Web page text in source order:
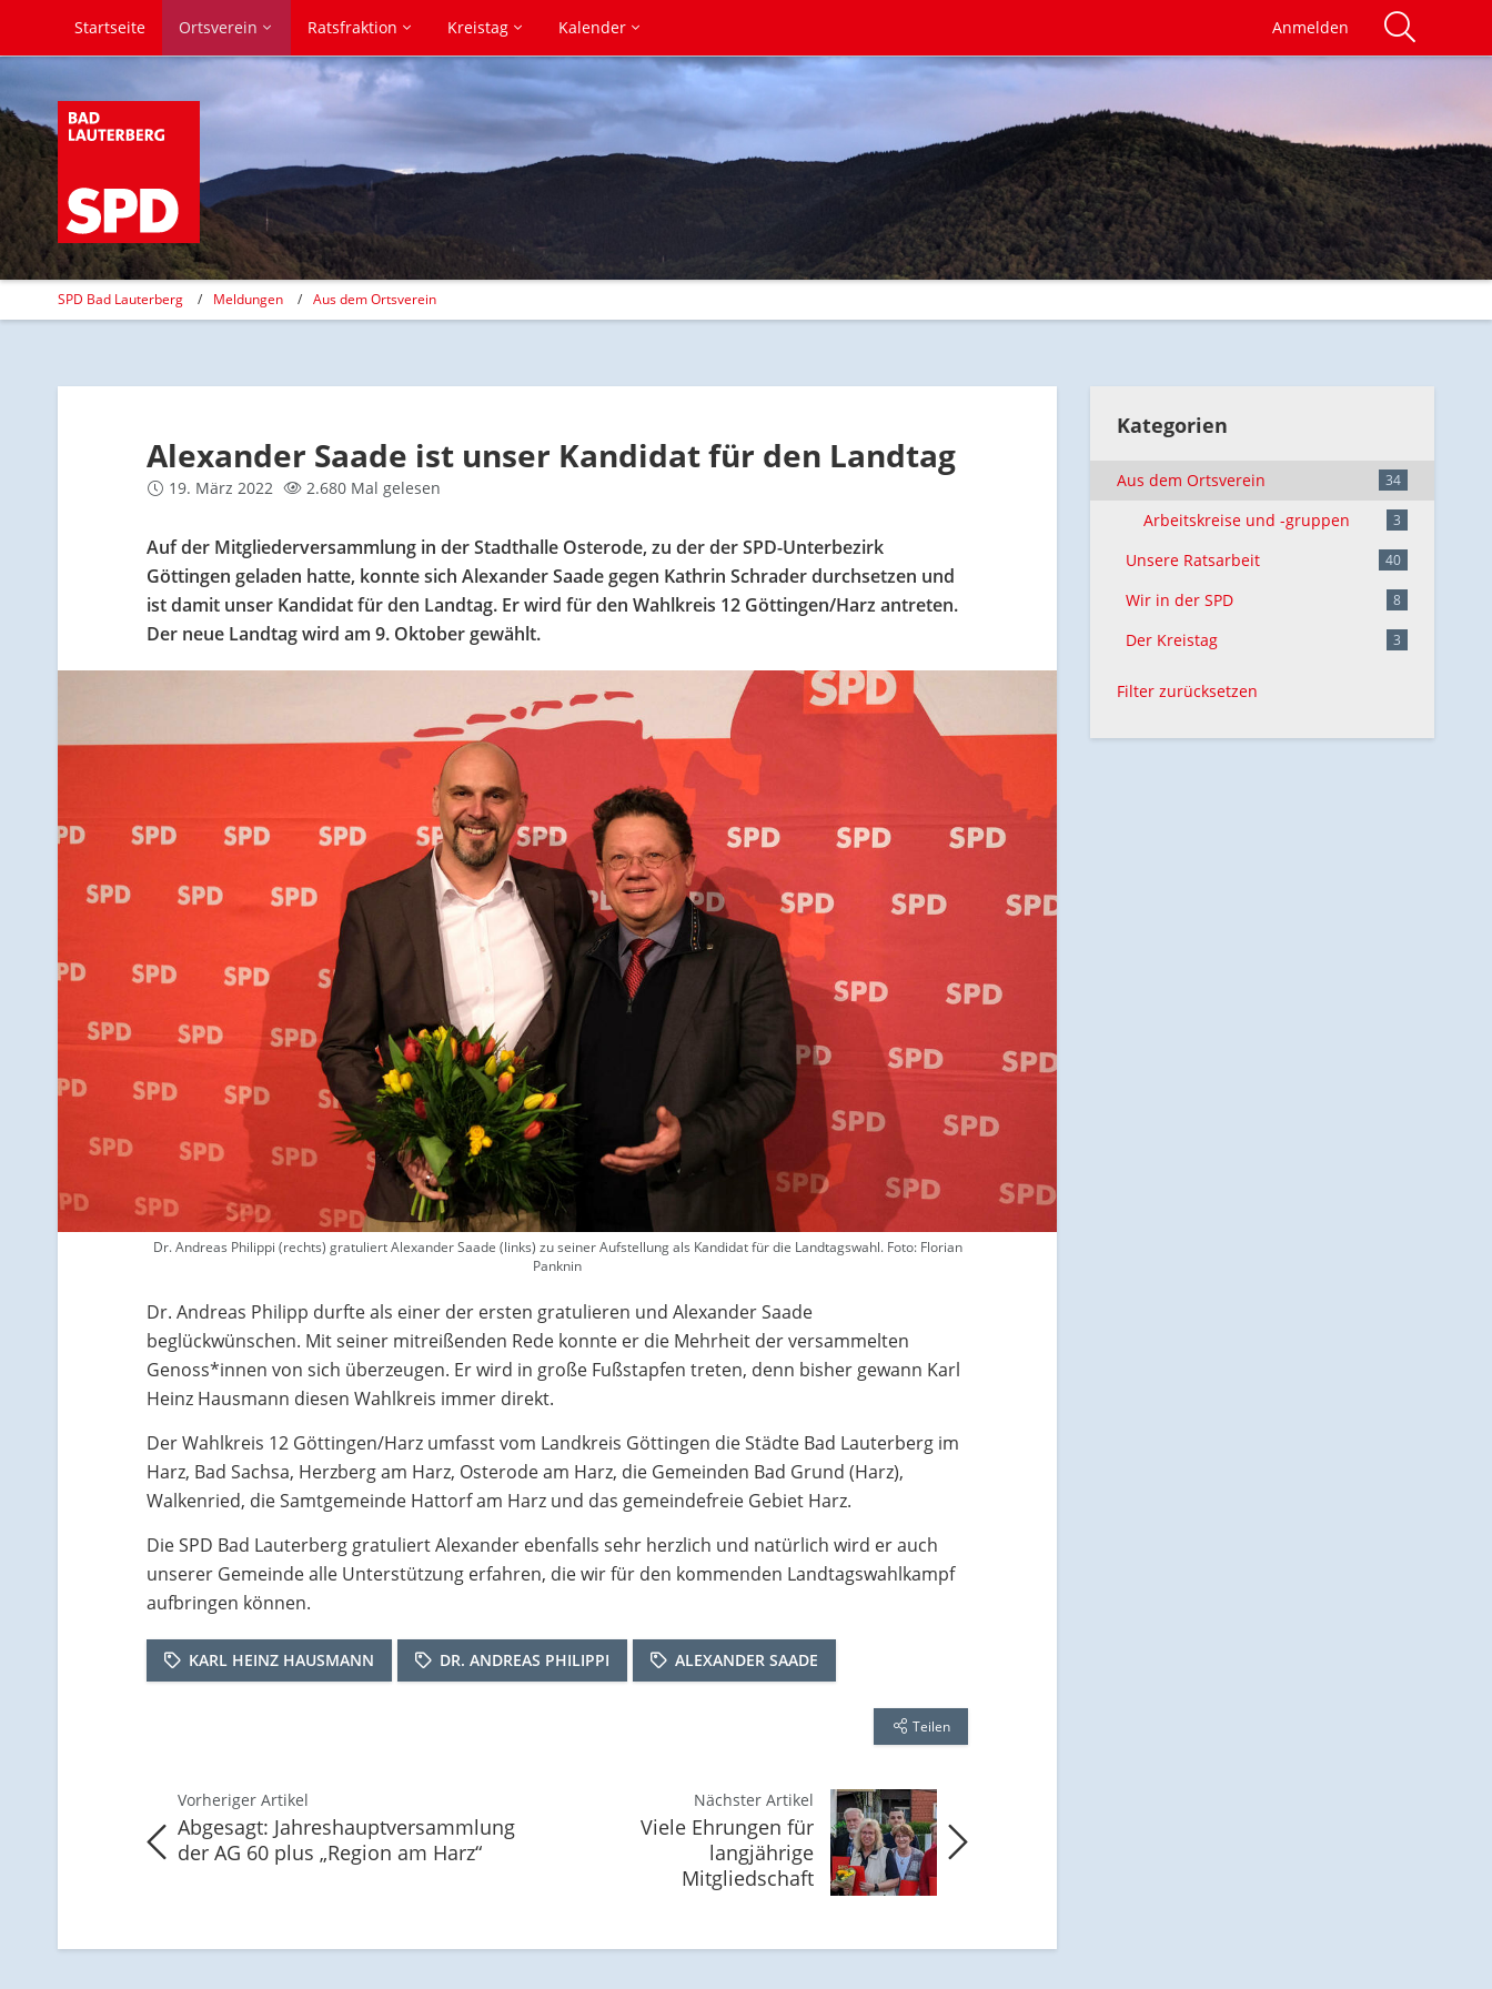
Startseite Ortsverein Ratsfraktion Kreistag Kalender Anmelden
SPD Bad Lauterberg Meldungen Aus dem Ortsverein
Alexander Saade ist unser Kandidat für den Landtag
19. März 2022 2.680 Mal gelesen
Auf der Mitgliederversammlung in der Stadthalle Osterode, zu der der SPD-Unterbezirk
Göttingen geladen hatte, konnte sich Alexander Saade gegen Kathrin Schrader durchsetzen und
ist damit unser Kandidat für den Landtag. Er wird für den Wahlkreis 12 Göttingen/Harz antreten.
Der neue Landtag wird am 9. Oktober gewählt.
Dr. Andreas Philippi (rechts) gratuliert Alexander Saade (links) zu seiner Aufstellung als Kandidat für die Landtagswahl. Foto: Florian
Panknin
Dr. Andreas Philipp durfte als einer der ersten gratulieren und Alexander Saade
beglückwünschen. Mit seiner mitreißenden Rede konnte er die Mehrheit der versammelten
Genoss*innen von sich überzeugen. Er wird in große Fußstapfen treten, denn bisher gewann Karl
Heinz Hausmann diesen Wahlkreis immer direkt.
Der Wahlkreis 12 Göttingen/Harz umfasst vom Landkreis Göttingen die Städte Bad Lauterberg im
Harz, Bad Sachsa, Herzberg am Harz, Osterode am Harz, die Gemeinden Bad Grund (Harz),
Walkenried, die Samtgemeinde Hattorf am Harz und das gemeindefreie Gebiet Harz.
Die SPD Bad Lauterberg gratuliert Alexander ebenfalls sehr herzlich und natürlich wird er auch
unserer Gemeinde alle Unterstützung erfahren, die wir für den kommenden Landtagswahlkampf
aufbringen können.
KARL HEINZ HAUSMANN DR. ANDREAS PHILIPPI ALEXANDER SAADE
Teilen
Vorheriger Artikel
Abgesagt: Jahreshauptversammlung
der AG 60 plus „Region am Harz“
Nächster Artikel
Viele Ehrungen für
langjährige
Mitgliedschaft
Kategorien
Aus dem Ortsverein 34
Arbeitskreise und -gruppen 3
Unsere Ratsarbeit 40
Wir in der SPD 8
Der Kreistag 3
Filter zurücksetzen